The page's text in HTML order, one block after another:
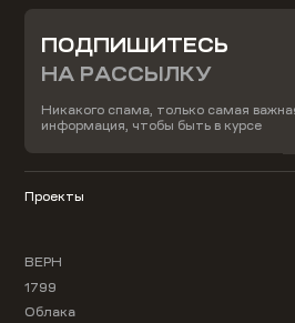
ПОДПИШИТЕСЬ
НА РАССЫЛКУ
Никакого спама, только самая
информация, чтобы быть в курсе
Проекты
ВЕРН
1799
Облака